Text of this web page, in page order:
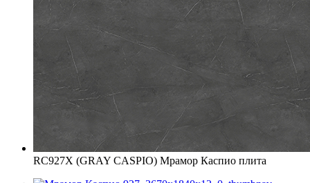
RC927X (GRAY CASPIO) Мрамор Каспио плита